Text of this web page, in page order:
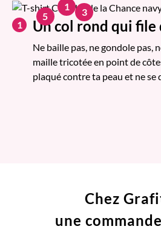
1 Un col rond qui
Ne baille pas, ne gondole pas,
maille tricotée en point de
plaqué contre ta peau et ne se
1 3
5
Chez
une commande